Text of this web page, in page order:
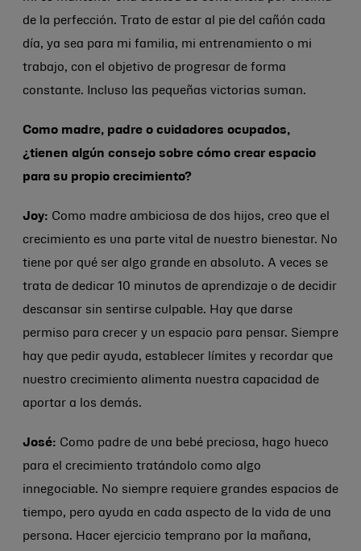
de la perfección. Trato de estar al pie del cañón cada
día, ya sea para mi familia, mi entrenamiento o mi
trabajo, con el objetivo de progresar de forma
constante. Incluso las pequeñas victorias suman.
Como madre, padre o cuidadores ocupados,
¿tienen algún consejo sobre cómo crear espacio
para su propio crecimiento?
Joy: Como madre ambiciosa de dos hijos, creo que el
crecimiento es una parte vital de nuestro bienestar. No
tiene por qué ser algo grande en absoluto. A veces se
trata de dedicar 10 minutos de aprendizaje o de decidir
descansar sin sentirse culpable. Hay que darse
permiso para crecer y un espacio para pensar. Siempre
hay que pedir ayuda, establecer límites y recordar que
nuestro crecimiento alimenta nuestra capacidad de
aportar a los demás.
José: Como padre de una bebé preciosa, hago hueco
para el crecimiento tratándolo como algo
innegociable. No siempre requiere grandes espacios de
tiempo, pero ayuda en cada aspecto de la vida de una
persona. Hacer ejercicio temprano por la mañana,